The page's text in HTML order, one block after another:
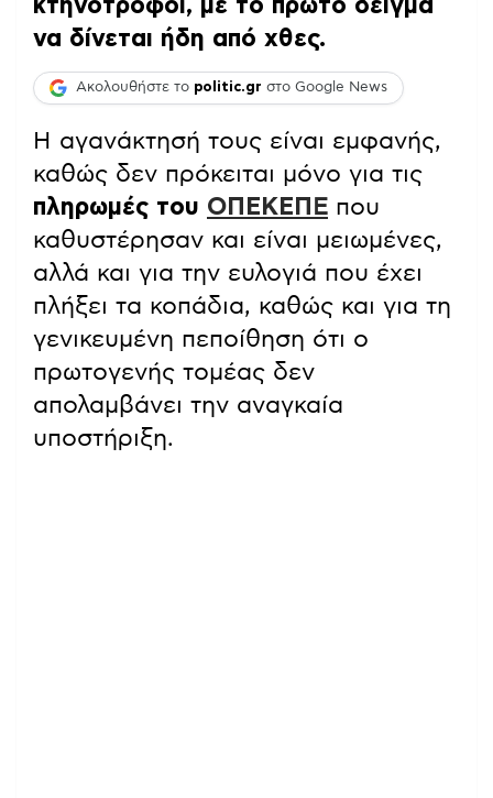
κτηνοτρόφοι, με το πρώτο δείγμα
να δίνεται ήδη από χθες.
Ακολουθήστε το politic.gr στο Google News
Η αγανάκτησή τους είναι εμφανής,
καθώς δεν πρόκειται μόνο για τις
πληρωμές του ΟΠΕΚΕΠ Ε που
καθυστέρησαν και είναι μειωμένες,
αλλά και για την ευλογιά που έχει
πλήξει τα κοπάδια, καθώς και για τη
γενικευμένη πεποίθηση ότι ο
πρωτογενής τομέας δεν
απολαμβάνει την αναγκαία
υποστήριξη.